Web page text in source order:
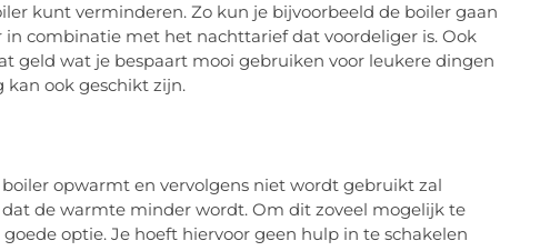
kunt verminderen. Zo kun je bijvoorbeeld de boiler gaan
combinatie met het nachttarief dat voordeliger is. Ook
geld wat je bespaart mooi gebruiken voor leukere dingen
kan ook geschikt zijn.
opwarmt en vervolgens niet wordt gebruikt zal
de warmte minder wordt. Om dit zoveel mogelijk te
optie. Je hoeft hiervoor geen hulp in te schakelen